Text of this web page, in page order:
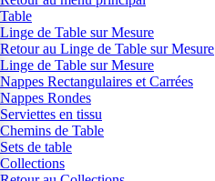
Table
Linge de Table sur Mesure
Retour au Linge de Table sur Mesure
Linge de Table sur Mesure
Nappes Rectangulaires et Carrées
Nappes Rondes
Serviettes en tissu
Chemins de Table
Sets de table
Collections